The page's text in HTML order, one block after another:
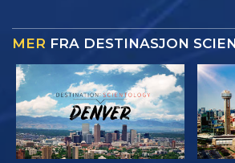
MER FRA DESTINASJON